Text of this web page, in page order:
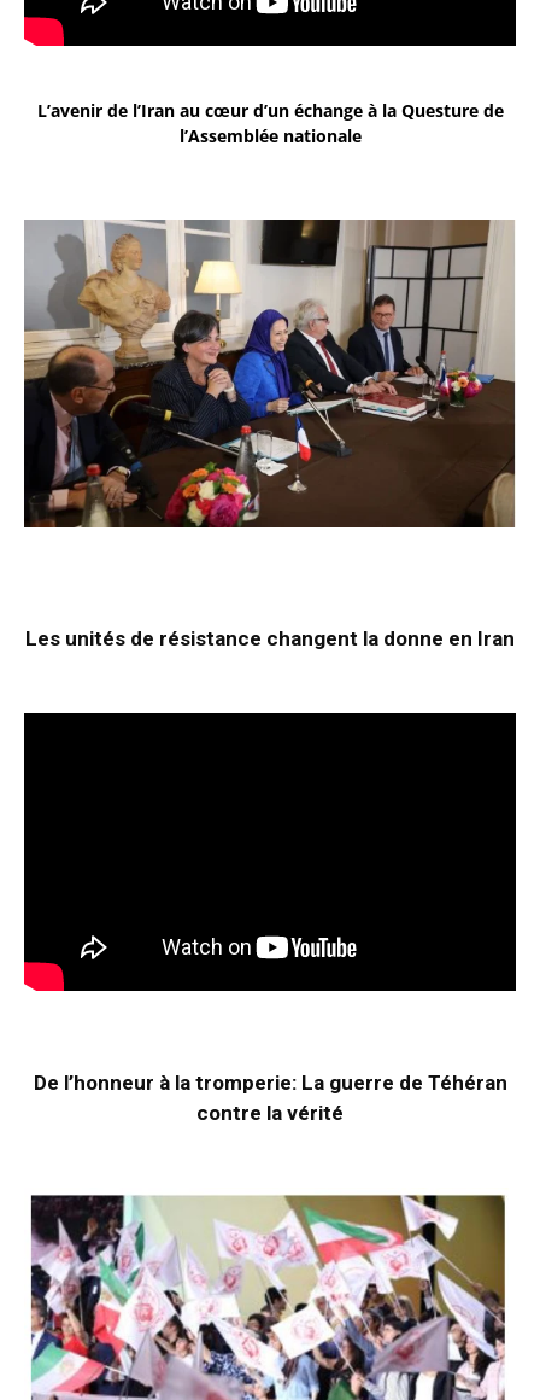
L’avenir de l’Iran au cœur d’un échange à la Questure de
l’Assemblée nationale
Les unités de résistance changent la donne en Iran
De l’honneur à la tromperie: La guerre de Téhéran
contre la vérité